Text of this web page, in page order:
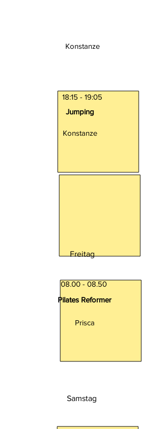
Konstanze
Jumping
Konstanze
18:15 - 19:05
Freitag
08.00 - 08.50
Pilates Reformer
Prisca
Samstag